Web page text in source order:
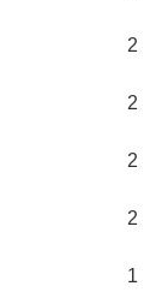
2
2
2
2
1